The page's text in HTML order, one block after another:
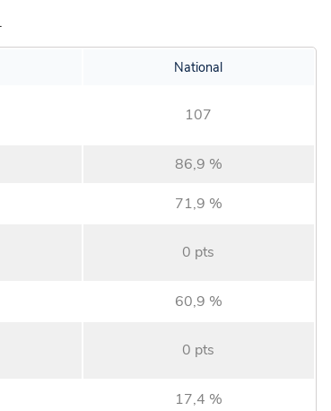
National
107
86,9 %
71,9 %
0 pts
60,9 %
0 pts
17,4 %